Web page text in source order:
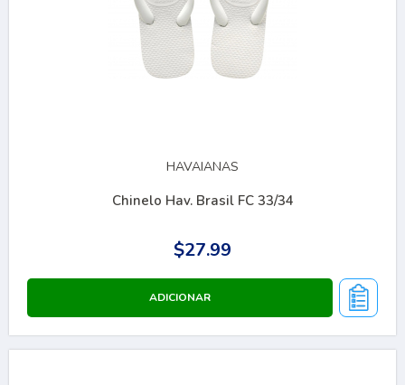
HAVAIANAS
Chinelo Hav. Brasil FC 33/34
$27.99